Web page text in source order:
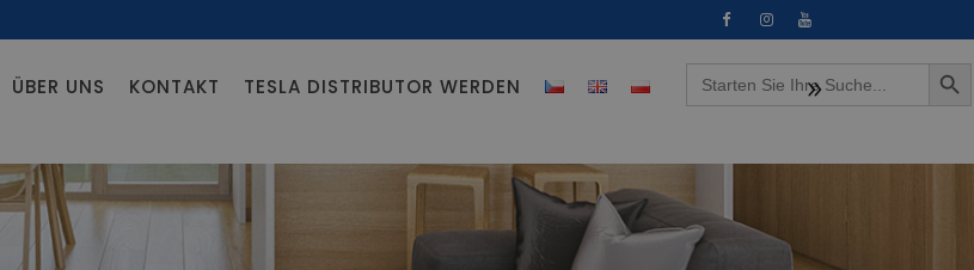
ÜBER UNS KONTAKT TESLA DISTRIBUTOR WERDEN
Search
for:
Search Button